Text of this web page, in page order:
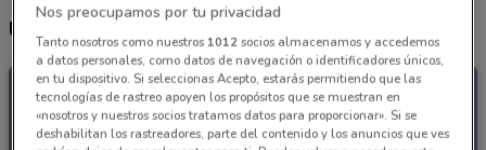
Últimas ofertas Woolworth
Nos preocupamos por tu privacidad
Tanto nosotros como nuestros 1012socios almacenamos y accedemos
a datos personales, como datos de navegación o identificadores únicos,
en tu dispositivo. Si seleccionas Acepto, estarás permitiendo que las
tecnologías de rastreo apoyen los propósitos que se muestran en
«nosotros y nuestros socios tratamos datos para proporcionar». Si se
deshabilitan los rastreadores, parte del contenido y los anuncios que ves